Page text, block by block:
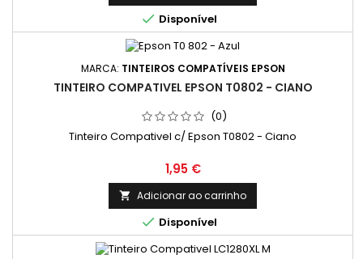
 Disponível
MARCA: TINTEIROS COMPATÍVEIS EPSON
TINTEIRO COMPATIVEL EPSON T0802 - CIANO
(0)
Tinteiro Compativel c/ Epson T0802 - Ciano
Preço
1,95 €
 Adicionar ao carrinho
 Disponível